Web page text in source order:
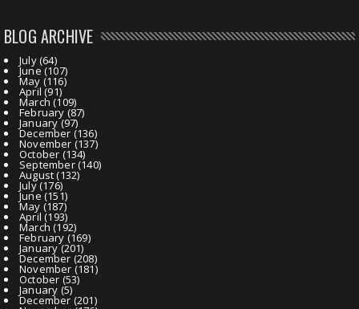
BLOG ARCHIVE
July(64)
June (107)
May (116)
April (91)
March (109)
February (87)
January(97)
December (136)
November (137)
October (134)
September(140)
August(132)
July(176)
June (151)
May (187)
April (193)
March (192)
February (169)
January(201)
December (208)
November (181)
October (53)
January (5)
December (201)